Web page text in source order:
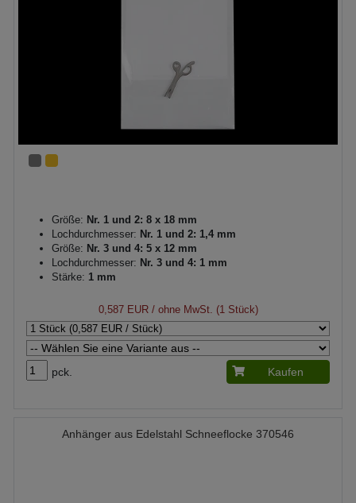
Größe: Nr. 1 und 2: 8 x 18 mm
Lochdurchmesser: Nr. 1 und 2: 1,4 mm
Größe: Nr. 3 und 4: 5 x 12 mm
Lochdurchmesser: Nr. 3 und 4: 1 mm
Stärke: 1 mm
0,587 EUR/ ohne MwSt. (1 Stück)
pck. Kaufen
Anhänger aus Edelstahl Schneeflocke 370546